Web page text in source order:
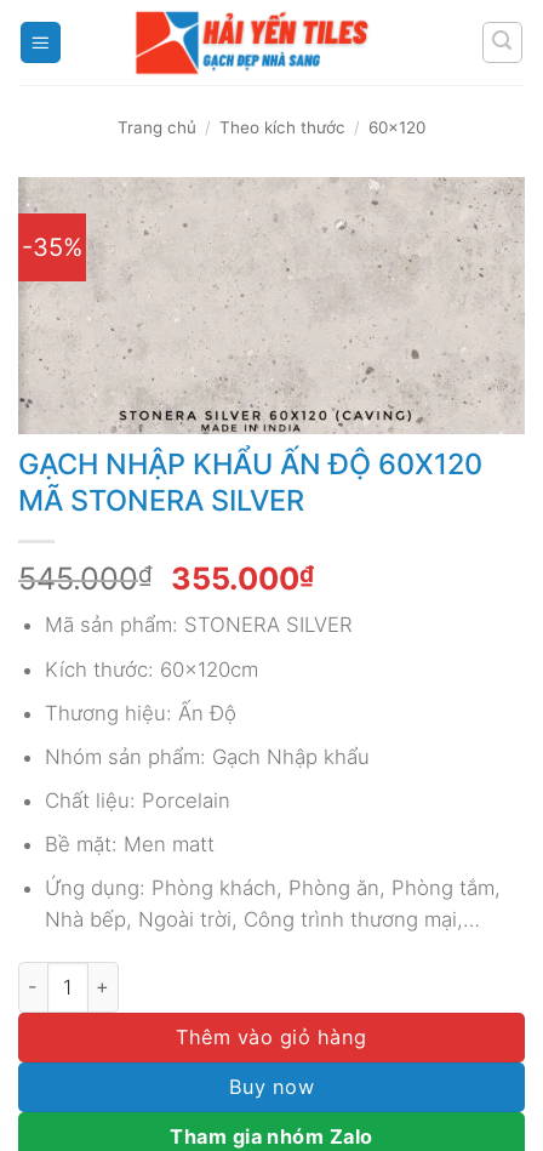
Trang chủ / Theo kích thước / 60x120
-35%
GẠCH NHẬP KHẨU ẤN ĐỘ 60X120
MÃ STONERA SILVER
545.000₫
Giá
gốc
là:
545.000₫.
355.000₫Giá
hiện
tại
Mã sản phẩm: STONERA SILVER
Kích thước: 60x120cm
Thương hiệu: Ấn Độ
Nhóm sản phẩm: Gạch Nhập khẩu
Chất liệu: Porcelain
Bề mặt: Men matt
Ứng dụng: Phòng khách, Phòng ăn, Phòng tắm,
Nhà bếp, Ngoài trời, Công trình thương mại,…
GẠCH NHẬP KHẨU ẤN ĐỘ 60X120 MÃ STONERA SILVER
Thêm vào giỏ hàng
Buy now
Tham gia nhóm Zalo